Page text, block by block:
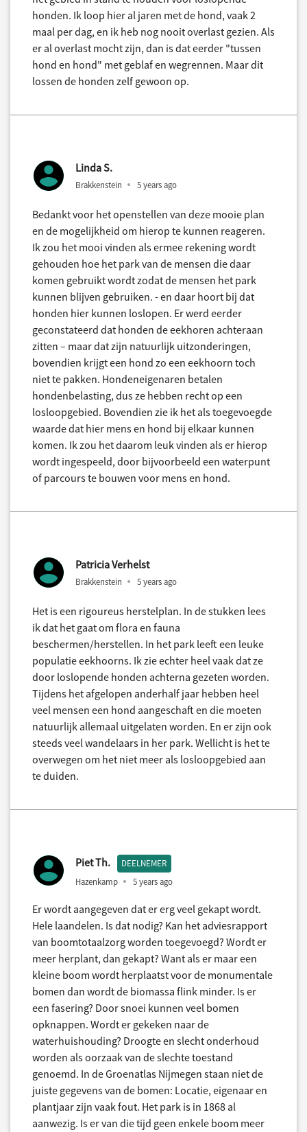
honden. Ik loop hier al jaren met de hond, vaak 2
maal per dag, en ik heb nog nooit overlast gezien. Als
er al overlast mocht zijn, dan is dat eerder "tussen
hond en hond" met geblaf en wegrennen. Maar dit
lossen de honden zelf gewoon op.
Linda S.
Brakkenstein 5 years ago
Bedankt voor het openstellen van deze mooie plan
en de mogelijkheid om hierop te kunnen reageren.
Ik zou het mooi vinden als ermee rekening wordt
gehouden hoe het park van de mensen die daar
komen gebruikt wordt zodat de mensen het park
kunnen blijven gebruiken. - en daar hoort bij dat
honden hier kunnen loslopen. Er werd eerder
geconstateerd dat honden de eekhoren achteraan
zitten – maar dat zijn natuurlijk uitzonderingen,
bovendien krijgt een hond zo een eekhoorn toch
niet te pakken. Hondeneigenaren betalen
hondenbelasting, dus ze hebben recht op een
losloopgebied. Bovendien zie ik het als toegevoegde
waarde dat hier mens en hond bij elkaar kunnen
komen. Ik zou het daarom leuk vinden als er hierop
wordt ingespeeld, door bijvoorbeeld een waterpunt
of parcours te bouwen voor mens en hond.
Patricia Verhelst
Brakkenstein 5 years ago
Het is een rigoureus herstelplan. In de stukken lees
ik dat het gaat om flora en fauna
beschermen/herstellen. In het park leeft een leuke
populatie eekhoorns. Ik zie echter heel vaak dat ze
door loslopende honden achterna gezeten worden.
Tijdens het afgelopen anderhalf jaar hebben heel
veel mensen een hond aangeschaft en die moeten
natuurlijk allemaal uitgelaten worden. En er zijn ook
steeds veel wandelaars in her park. Wellicht is het te
overwegen om het niet meer als losloopgebied aan
te duiden.
Piet Th. DEELNEMER
Hazenkamp 5 years ago
Er wordt aangegeven dat er erg veel gekapt wordt.
Hele laandelen. Is dat nodig? Kan het adviesrapport
van boomtotaalzorg worden toegevoegd? Wordt er
meer herplant, dan gekapt? Want als er maar een
kleine boom wordt herplaatst voor de monumentale
bomen dan wordt de biomassa flink minder. Is er
een fasering? Door snoei kunnen veel bomen
opknappen. Wordt er gekeken naar de
waterhuishouding? Droogte en slecht onderhoud
worden als oorzaak van de slechte toestand
genoemd. In de Groenatlas Nijmegen staan niet de
juiste gegevens van de bomen: Locatie, eigenaar en
plantjaar zijn vaak fout. Het park is in 1868 al
aanwezig. Is er van die tijd geen enkele boom meer